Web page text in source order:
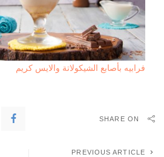
فرابيه بأصابع الشيكولاتة والايس كريم
SHARE ON
PREVIOUS ARTICLE